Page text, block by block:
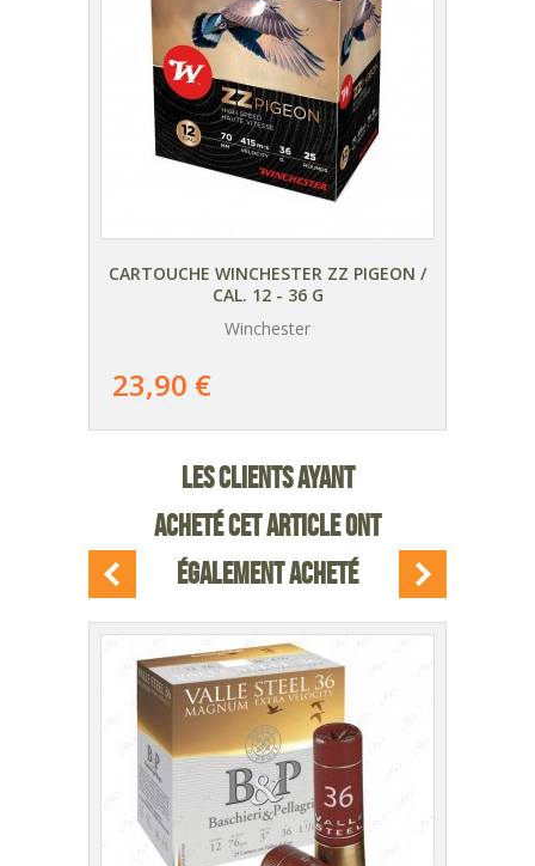
AJOUTER
DU PRODUIT
CARTOUCHE WINCHESTER ZZ PIGEON /
CAL. 12 - 36 G
Winchester
23,90 €
LES CLIENTS AYANT
ACHETÉ CET ARTICLE ONT
ÉGALEMENT ACHETÉ